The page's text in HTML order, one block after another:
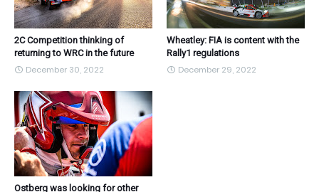
2C Competition thinking of
returning to WRC in the future
December 30, 2022
Wheatley: FIA is content with the
Rally1 regulations
December 29, 2022
Ostberg was looking for other